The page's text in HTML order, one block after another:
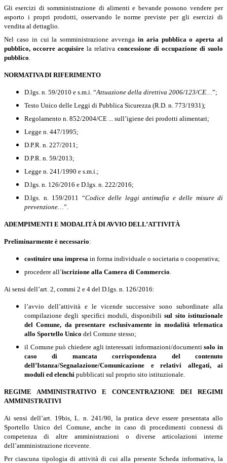
Gli esercizi di somministrazione di alimenti e bevande possono vendere per
asporto i propri prodotti, osservando le norme previste per gli esercizi di
vendita al dettaglio.
Nel caso in cui la somministrazione avvenga in aria pubblica o aperta al
pubblico, occorre acquisire la relativa concessione di occupazione di suolo
pubblico
NORMATIVA DI RIFERIMENTO
D.lgs. n. 59/2010 e s.m.i. “Attuazione della direttiva 2006/123/CE… ”;
Testo Unico delle Leggi di Pubblica Sicurezza (R.D. n. 773/1931);
Regolamento n. 852/2004/CE ... sull’igiene dei prodotti alimentari;
Legge n. 447/1995;
D.P.R. n. 227/2011;
D.P.R. n. 59/2013;
Legge n. 241/1990 e s.m.i.;
D.lgs. n. 126/2016 e D.lgs. n. 222/2016;
D.lgs. n. 159/2011 “Codice delle leggi antimafia e delle misure di
prevenzione… ”.
ADEMPIMENTI E MODALITÀ DI AVVIO DELL’ATTIVITÀ
Preliminarmente è necessario:
costituire una impresa in forma individuale o societaria o cooperativa;
procedere all’iscrizione alla Camera di Commercio
Ai sensi dell’art. 2, commi 2 e 4 del D.lgs. n. 126/2016:
l’avvio dell’attività e le vicende successive sono subordinate alla
compilazione degli specifici moduli, disponibilisul sito istituzionale
del Comune, da presentare esclusivamente in modalità telematica
allo Sportello Unico del Comune stesso;
il Comune può chiedere agli interessati informazioni/documentisolo in
caso di mancata
corrispondenza del contenuto
dell’Istanza/Segnalazione/Comunicazione e relativi allegati, ai
moduli ed elenchi pubblicati sul proprio sito istituzionale.
REGIME AMMINISTRATIVO E CONCENTRAZIONE DEI REGIMI
AMMINISTRATIVI
Ai sensi dell’art. 19bis, L. n. 241/90, la pratica deve essere presentata allo
Sportello Unico del Comune, anche in caso di procedimenti connessi di
competenza di altre amministrazioni o diverse articolazioni interne
dell’amministrazione ricevente.
Per ciascuna tipologia di attività di cui alla presente Scheda informativa, la